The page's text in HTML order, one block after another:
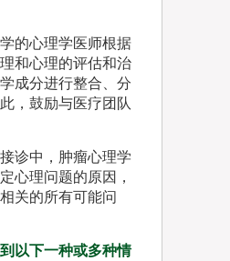
的心理学医师根据
和心理的评估和治
成分进行整合、分
，鼓励与医疗团队
诊中，肿瘤心理学
心理问题的原因，
关的所有可能问
以下一种或多种情